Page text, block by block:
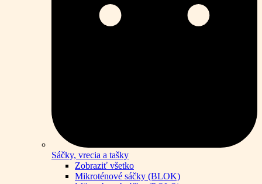
Sáčky, vrecia a tašky
Zobraziť všetko
Mikroténové sáčky (BLOK)